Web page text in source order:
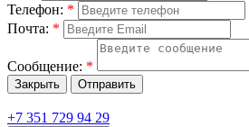
Телефон: *
Почта: *
Сообщение: *
Закрыть Отправить
+7 351 729 94 29